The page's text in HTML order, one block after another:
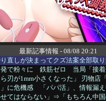
最新記事情報 - 08/08 20:21
直しが決まってクズ法案全部取
発で粉々に 鉄筋ゼロ 当局「接着
刃が1mm小さくなった」 刃物店
に危機感 「パパ活」、情報漏え
てはならない」⇒「もちろん中